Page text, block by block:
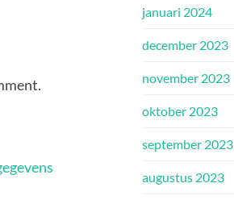
januari 2024
december 2023
november 2023
oktober 2023
september 2023
augustus 2023